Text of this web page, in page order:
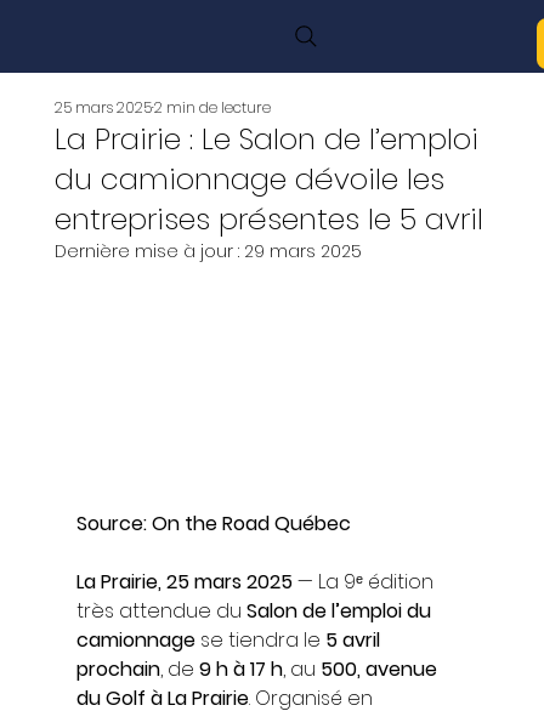
La Prairie : Le Salon de l’emploi
du camionnage dévoile les
entreprises présentes le 5 avril
25 mars 20252 min de lecture
Dernière mise à jour : 29 mars 2025
Source: On the Road Québec
La Prairie, 25 mars 2025 — La 9ᵉ édition
très attendue du Salon de l’emploi du
camionnage se tiendra le 5 avril
prochain, de 9 h à 17 h, au 500, avenue
du Golf à La Prairie. Organisé en